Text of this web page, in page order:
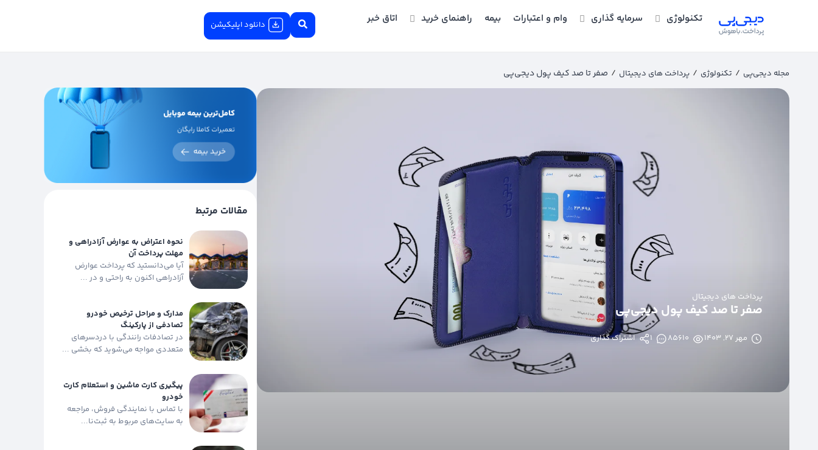
تکنولوژی سرمایه گذاری وام و اعتبارات بیمه راهنمای خرید اتاق خبر دانلود اپلیکیشن
مجله دیجی‌پی / تکنولوژی / پرداخت های دیجیتال / صفر تا صد کیف پول دیجی‌پی
پرداخت های دیجیتال
صفر تا صد کیف پول دیجی‌پی
مهر ۲۷, ۱۴۰۳ 85610
1 اشتراک گذاری
مقالات مرتبط
نحوه اعتراض به عوارض آزادراهی و
مهلت پرداخت آن
آیا می‌دانستید که پرداخت عوارض
آزادراهی اکنون به راحتی و در ...
مدارک و مراحل ترخیص خودرو
تصادفی از پارکینگ
در تصادفات رانندگی با دردسرهای
متعددی مواجه می‌شوید که بخشی ...
پیگیری کارت ماشین و استعلام کارت
خودرو
با تماس با نمایندگی فروش، مراجعه
به سایت‌های مربوط به ثبت‌نا...